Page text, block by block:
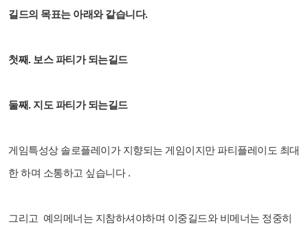
길드의 목표는 아래와 같습니다.
첫째. 보스 파티가 되는길드
둘째. 지도 파티가 되는길드
게임특성상 솔로플레이가 지향되는 게임이지만 파티플레이도 최대
한 하며 소통하고 싶습니다 .
그리고 예의메너는 지참하셔야하며 이중길드와 비메너는 정중히